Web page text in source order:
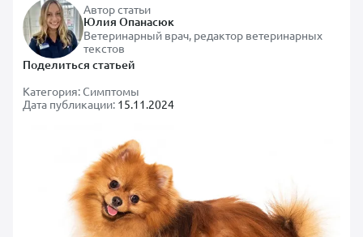
Автор статьи
Юлия Опанасюк
Ветеринарный врач, редактор ветеринарных
текстов
Поделиться статьей
Категория: Симптомы
Дата публикации: 15.11.2024